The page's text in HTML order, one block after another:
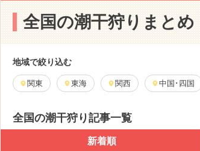
全国の潮干狩りまとめ
地域で絞り込む
関東 東海 関西 中国･四国
全国の潮干狩り記事一覧
新着順